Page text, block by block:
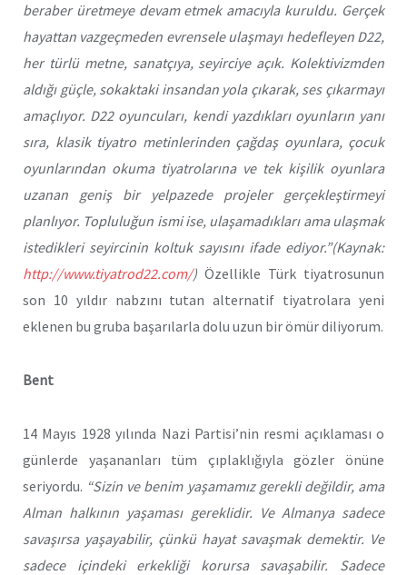
beraber üretmeye devam etmek amacıyla kuruldu. Gerçek
hayattan vazgeçmeden evrensele ulaşmayı hedefleyen D22,
her türlü metne, sanatçıya, seyirciye açık. Kolektivizmden
aldığı güçle, sokaktaki insandan yola çıkarak, ses çıkarmayı
amaçlıyor. D22 oyuncuları, kendi yazdıkları oyunların yanı
sıra, klasik tiyatro metinlerinden çağdaş oyunlara, çocuk
oyunlarından okuma tiyatrolarına ve tek kişilik oyunlara
uzanan geniş bir yelpazede projeler gerçekleştirmeyi
planlıyor. Topluluğun ismi ise, ulaşamadıkları ama ulaşmak
istedikleri seyircinin koltuk sayısını ifade ediyor.”(Kaynak:
http://www.tiyatrod22.com/) Özellikle Türk tiyatrosunun
son 10 yıldır nabzını tutan alternatif tiyatrolara yeni
eklenen bu gruba başarılarla dolu uzun bir ömür diliyorum.
Bent
14 Mayıs 1928 yılında Nazi Partisi’nin resmi açıklaması o
günlerde yaşananları tüm çıplaklığıyla gözler önüne
seriyordu. “Sizin ve benim yaşamamız gerekli değildir, ama
Alman halkının yaşaması gereklidir. Ve Almanya sadece
savaşırsa yaşayabilir, çünkü hayat savaşmak demektir. Ve
sadece içindeki erkekliği korursa savaşabilir. Sadece